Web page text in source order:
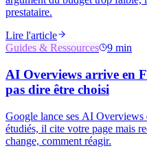
prestataire.
Lire l'article
Guides & Ressources
9 min
AI Overviews arrive en
pas dire être choisi
Google lance ses AI Overviews
étudiés, il cite votre page mais
change, comment réagir.